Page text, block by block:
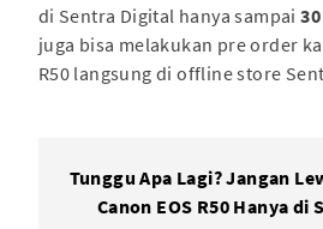
di Sentra Digital hanya sampai
juga bisa melakukan pre order
R50 langsung di offline store
Tunggu Apa Lagi? Jangan
Canon EOS R50 Hanya